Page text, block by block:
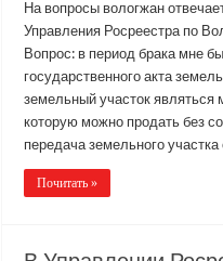
На вопросы вологжан
Управления Росреестра по
Вопрос: в период брака мне
государственного акта
земельный участок являться
которую можно продать без
передача земельного
Почитать »